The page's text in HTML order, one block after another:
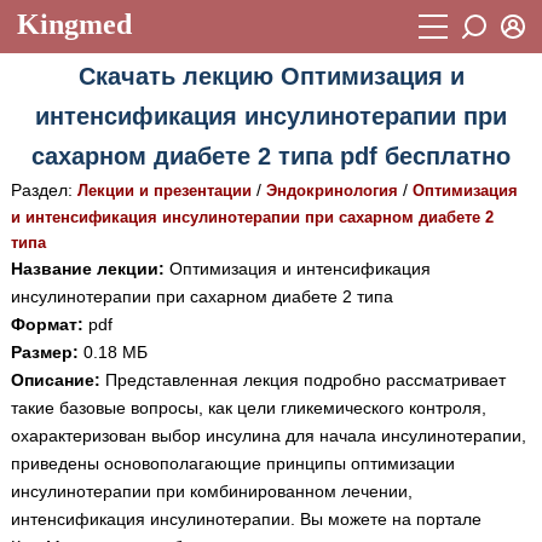
Kingmed
Учебный материал
Видеогалерея 899
Истории болезней 1268
Лекции и презентации 2474
Аккредитационные тесты
Методические рекомендации
Научно-популярное
Статьи
Новости (244)
Восстановить пароль
Регистрация
Вход
Скачать лекцию Оптимизация и
интенсификация инсулинотерапии при
сахарном диабете 2 типа pdf бесплатно
Раздел: Лекции и презентации/ Эндокринология / Оптимизация
и интенсификация инсулинотерапии при сахарном диабете 2
типа
Название лекции: Оптимизация и интенсификация
инсулинотерапии при сахарном диабете 2 типа
Формат: pdf
Размер: 0.18 МБ
Описание: Представленная лекция подробно рассматривает
такие базовые вопросы, как цели гликемического контроля,
охарактеризован выбор инсулина для начала инсулинотерапии,
приведены основополагающие принципы оптимизации
инсулинотерапии при комбинированном лечении,
интенсификация инсулинотерапии. Вы можете на портале